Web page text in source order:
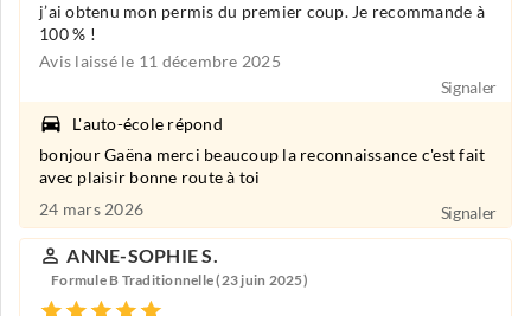
j’ai obtenu mon permis du premier coup. Je recommande à
100 % !
Avis laissé le 11 décembre 2025
Signaler
L'auto-école répond
bonjour Gaëna merci beaucoup la reconnaissance c'est fait
avec plaisir bonne route à toi
24 mars 2026
Signaler
ANNE-SOPHIE S.
Formule B Traditionnelle (23 juin 2025)